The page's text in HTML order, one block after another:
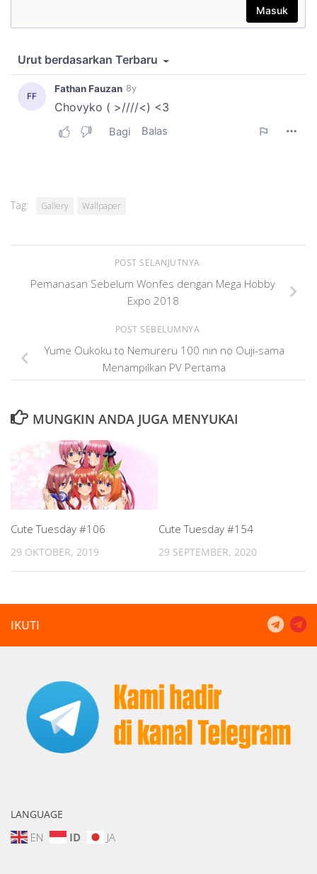
Tag: Gallery Wallpaper
POST SELANJUTNYA
Pemanasan Sebelum Wonfes dengan Mega Hobby
Expo 2018
POST SEBELUMNYA
Yume Oukoku to Nemureru 100 nin no Ouji-sama
Menampilkan PV Pertama
MUNGKIN ANDA JUGA MENYUKAI
Cute Tuesday #106
29 OKTOBER, 2019
Cute Tuesday #154
29 SEPTEMBER, 2020
IKUTI
LANGUAGE
EN ID JA